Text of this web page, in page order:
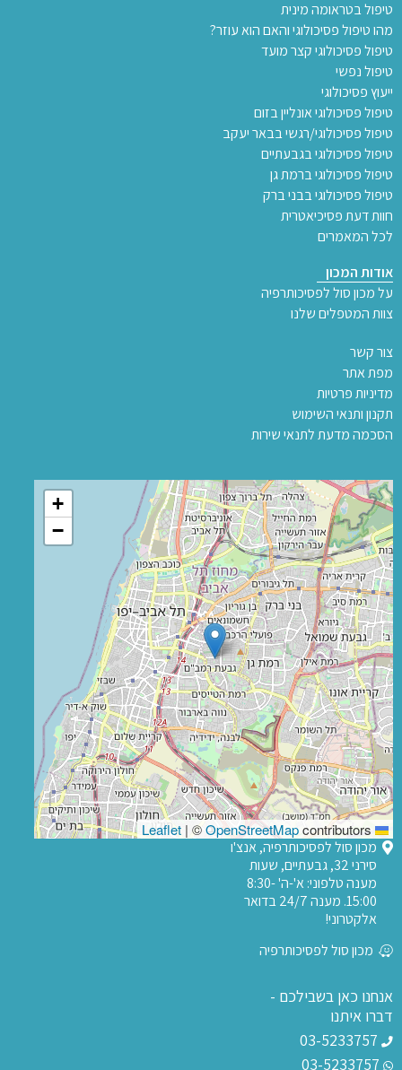
טיפול בטראומה מינית
מהו טיפול פסיכולוגי והאם הוא עוזר?
טיפול פסיכולוגי קצר מועד
טיפול נפשי
ייעוץ פסיכולוגי
טיפול פסיכולוגי אונליין בזום
טיפול פסיכולוגי/רגשי בבאר יעקב
טיפול פסיכולוגי בגבעתיים
טיפול פסיכולוגי ברמת גן
טיפול פסיכולוגי בבני ברק
חוות דעת פסיכיאטרית
לכל המאמרים
אודות המכון
על מכון סול לפסיכותרפיה
צוות המטפלים שלנו
צור קשר
מפת אתר
מדיניות פרטיות
תקנון ותנאי השימוש
הסכמה מדעת לתנאי שירות
+
−
| ©OpenStreetMapcontributors
מכון סול לפסיכותרפיה, אנצ'ו
סירני 32, גבעתיים, שעות
מענה טלפוני: א'-ה' 8:30-
15:00. מענה 24/7 בדואר
אלקטרוני!
מכון סול לפסיכותרפיה
אנחנו כאן בשבילכם -
דברו איתנו